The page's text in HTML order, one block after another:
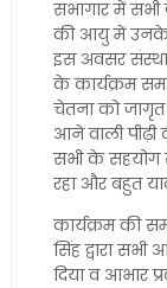
सभागार में सभी
की आयु में उनके
इस अवसर
के कार्यक्रम
चेतना को
आने वाली पीढ़ी
सभी के सहयोग
रहा और बहुत
कार्यक्रम की
सिंह द्वारा
दिया व आभार